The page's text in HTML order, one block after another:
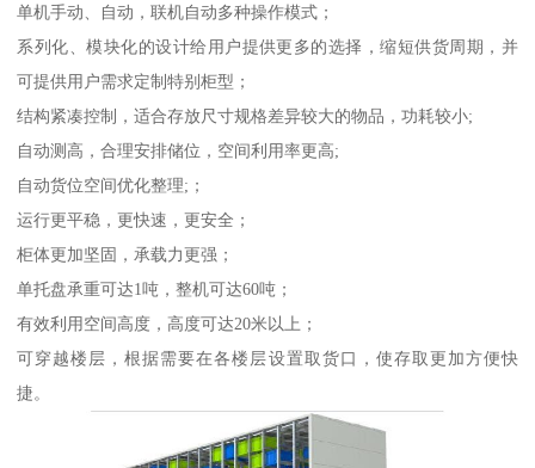
单机手动、自动，联机自动多种操作模式；
系列化、模块化的设计给用户提供更多的选择，缩短供货周期，并
可提供用户需求定制特别柜型；
结构紧凑控制，适合存放尺寸规格差异较大的物品，功耗较小;
自动测高，合理安排储位，空间利用率更高;
自动货位空间优化整理;；
运行更平稳，更快速，更安全；
柜体更加坚固，承载力更强；
单托盘承重可达1吨，整机可达60吨；
有效利用空间高度，高度可达20米以上；
可穿越楼层，根据需要在各楼层设置取货口，使存取更加方便快
捷。